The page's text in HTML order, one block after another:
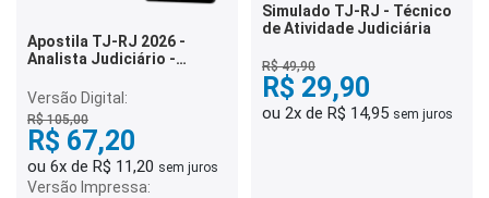
Apostila TJ-RJ 2026 -
Analista Judiciário -
Versão Digital:
R$ 105,00
R$ 67,20
ou 6x de R$ 11,20 sem juros
Versão Impressa:
Simulado TJ-RJ - Técnico
de Atividade Judiciária
R$ 49,90
R$ 29,90
ou 2x de R$ 14,95 sem juros